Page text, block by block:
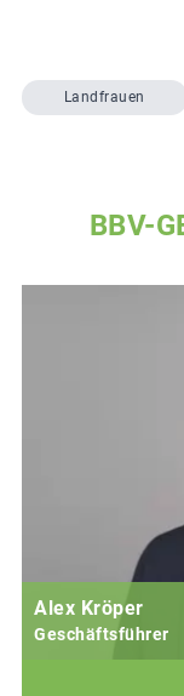
Landfrauen
BBV-
Alex Kröper
Geschäftsführer